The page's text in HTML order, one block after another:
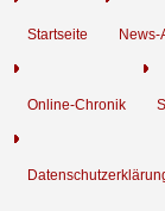
Startseite News-
Online-Chronik